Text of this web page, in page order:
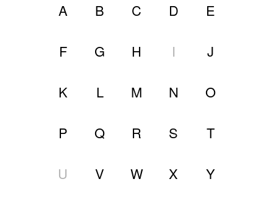
A B C D E
F G H I J
K L M N O
P Q R S T
U V W X Y